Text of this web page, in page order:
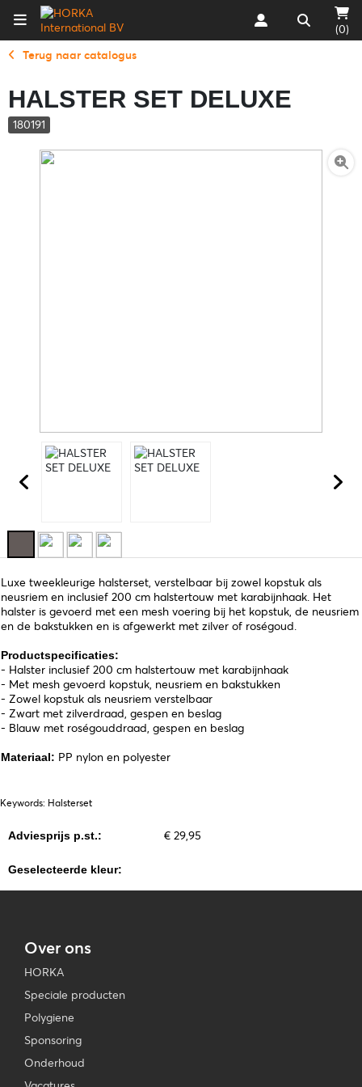
(0)
Terug naar catalogus
HALSTER SET DELUXE
180191
Luxe tweekleurige halsterset, verstelbaar bij zowel kopstuk als
neusriem en inclusief 200 cm halstertouw met karabijnhaak. Het
halster is gevoerd met een mesh voering bij het kopstuk, de neusriem
en de bakstukken en is afgewerkt met zilver of roségoud.
Productspecificaties:
- Halster inclusief 200 cm halstertouw met karabijnhaak
- Met mesh gevoerd kopstuk, neusriem en bakstukken
- Zowel kopstuk als neusriem verstelbaar
- Zwart met zilverdraad, gespen en beslag
- Blauw met roségouddraad, gespen en beslag
Materiaal: PP nylon en polyester
Keywords: Halsterset
Adviesprijs p.st.: € 29,95
Geselecteerde kleur:
Over ons
HORKA
Speciale producten
Polygiene
Sponsoring
Onderhoud